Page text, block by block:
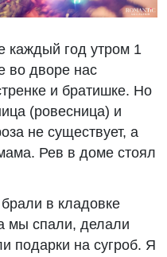
каждый год утром 1
во дворе нас
и братишке. Но
(ровесница) и
не существует, а
Рев в доме стоял
в кладовке
мы спали, делали
подарки на сугроб. Я